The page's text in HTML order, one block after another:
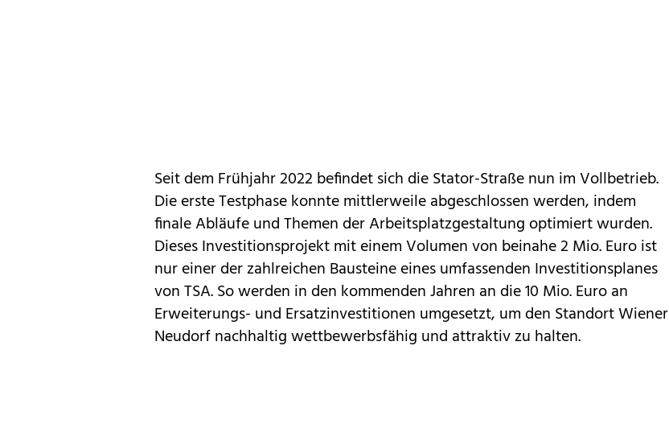
Seit dem Frühjahr 2022 befindet sich die Stator-Straße nun im Vollbetrieb.
Die erste Testphase konnte mittlerweile abgeschlossen werden, indem
finale Abläufe und Themen der Arbeitsplatzgestaltung optimiert wurden.
Dieses Investitionsprojekt mit einem Volumen von beinahe 2 Mio. Euro ist
nur einer der zahlreichen Bausteine eines umfassenden Investitionsplanes
von TSA. So werden in den kommenden Jahren an die 10 Mio. Euro an
Erweiterungs- und Ersatzinvestitionen umgesetzt, um den Standort Wiener
Neudorf nachhaltig wettbewerbsfähig und attraktiv zu halten.